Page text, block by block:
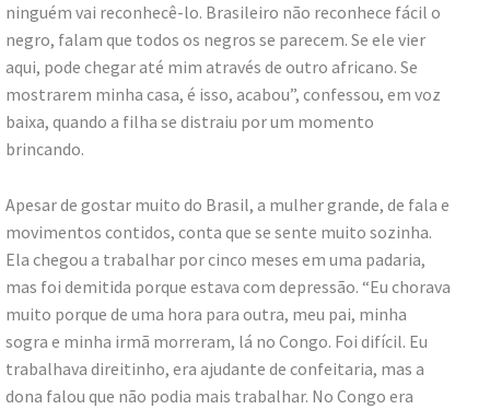
ninguém vai reconhecê-lo. Brasileiro não reconhece fácil o
negro, falam que todos os negros se parecem. Se ele vier
aqui, pode chegar até mim através de outro africano. Se
mostrarem minha casa, é isso, acabou”, confessou, em voz
baixa, quando a filha se distraiu por um momento
brincando.
Apesar de gostar muito do Brasil, a mulher grande, de fala e
movimentos contidos, conta que se sente muito sozinha.
Ela chegou a trabalhar por cinco meses em uma padaria,
mas foi demitida porque estava com depressão. “Eu chorava
muito porque de uma hora para outra, meu pai, minha
sogra e minha irmã morreram, lá no Congo. Foi difícil. Eu
trabalhava direitinho, era ajudante de confeitaria, mas a
dona falou que não podia mais trabalhar. No Congo era